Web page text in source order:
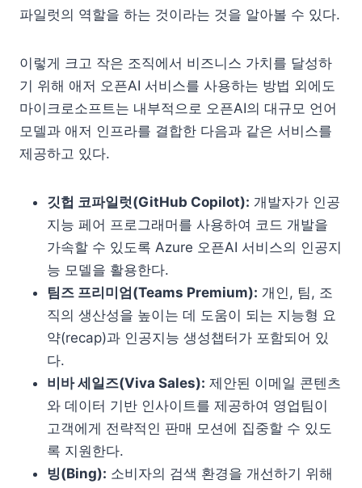
파일럿의 역할을 하는 것이라는 것을 알아볼 수 있다.
이렇게 크고 작은 조직에서 비즈니스 가치를 달성하
기 위해 애저 오픈AI 서비스를 사용하는 방법 외에도
마이크로소프트는 내부적으로 오픈AI의 대규모 언어
모델과 애저 인프라를 결합한 다음과 같은 서비스를
제공하고 있다.
깃헙 코파일럿(GitHub Copilot): 개발자가 인공
지능 페어 프로그래머를 사용하여 코드 개발을
가속할 수 있도록 Azure 오픈AI 서비스의 인공지
능 모델을 활용한다.
팀즈 프리미엄(Teams Premium): 개인, 팀, 조
직의 생산성을 높이는 데 도움이 되는 지능형 요
약(recap)과 인공지능 생성챕터가 포함되어 있
다.
비바 세일즈(Viva Sales): 제안된 이메일 콘텐츠
와 데이터 기반 인사이트를 제공하여 영업팀이
고객에게 전략적인 판매 모션에 집중할 수 있도
록 지원한다.
빙(Bing): 소비자의 검색 환경을 개선하기 위해